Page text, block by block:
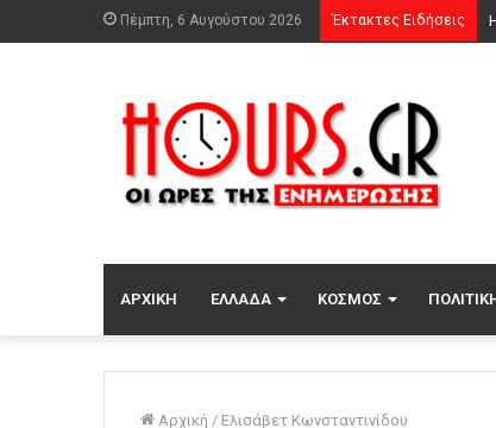
Πέμπτη, 6 Αυγούστου 2026 Έκτακτες Ειδήσεις
ΑΡΧΙΚΉ ΕΛΛΆΔΑ ΚΌΣΜΟΣ
Αρχική / Ελισάβετ Κωνσταντινίδου